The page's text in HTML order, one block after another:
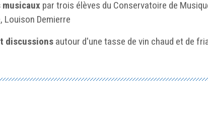
par trois élèves du Conservatoire de
Louison Demierre
discussions autour d'une tasse de vin chaud et de